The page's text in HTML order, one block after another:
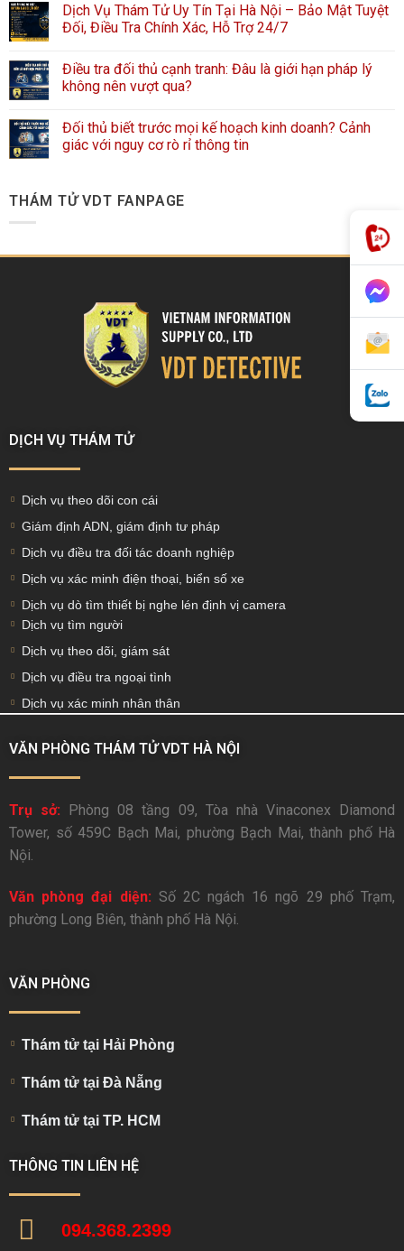
Dịch Vụ Thám Tử Uy Tín Tại Hà Nội – Bảo Mật Tuyệt
Đối, Điều Tra Chính Xác, Hỗ Trợ 24/7
Điều tra đối thủ cạnh tranh: Đâu là giới hạn pháp lý
không nên vượt qua?
Đối thủ biết trước mọi kế hoạch kinh doanh? Cảnh
giác với nguy cơ rò rỉ thông tin
THÁM TỬ VDT FANPAGE
DỊCH VỤ THÁM TỬ
Dịch vụ theo dõi con cái
Giám định ADN, giám định tư pháp
Dịch vụ điều tra đối tác doanh nghiệp
Dịch vụ xác minh điện thoại, biển số xe
Dịch vụ dò tìm thiết bị nghe lén định vị camera
Dịch vụ tìm người
Dịch vụ theo dõi, giám sát
Dịch vụ điều tra ngoại tình
Dịch vụ xác minh nhân thân
VĂN PHÒNG THÁM TỬ VDT HÀ NỘI
Trụ sở: Phòng 08 tầng 09, Tòa nhà Vinaconex Diamond
Tower, số 459C Bạch Mai, phường Bạch Mai, thành phố Hà
Nội.
Văn phòng đại diện: Số 2C ngách 16 ngõ 29 phố Trạm,
phường Long Biên, thành phố Hà Nội.
VĂN PHÒNG
Thám tử tại Hải Phòng
Thám tử tại Đà Nẵng
Thám tử tại TP. HCM
THÔNG TIN LIÊN HỆ
094.368.2399